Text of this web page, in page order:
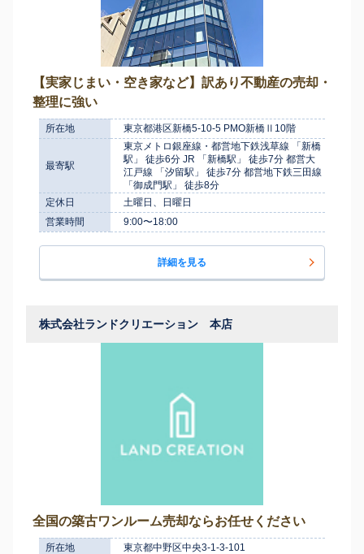
【実家じまい・空き家など】訳あり不動産の売却・
整理に強い
所在地 東京都港区新橋5-10-5 PMO新橋Ⅱ10階
最寄駅
東京メトロ銀座線・都営地下鉄浅草線 「新橋
駅」 徒歩6分 JR 「新橋駅」 徒歩7分 都営大
江戸線 「汐留駅」 徒歩7分 都営地下鉄三田線
「御成門駅」 徒歩8分
定休日
土曜日、日曜日
営業時間
9:00〜18:00
詳細を見る
株式会社ランドクリエーション 本店
全国の築古ワンルーム売却ならお任せください
所在地
東京都中野区中央3-1-3-101